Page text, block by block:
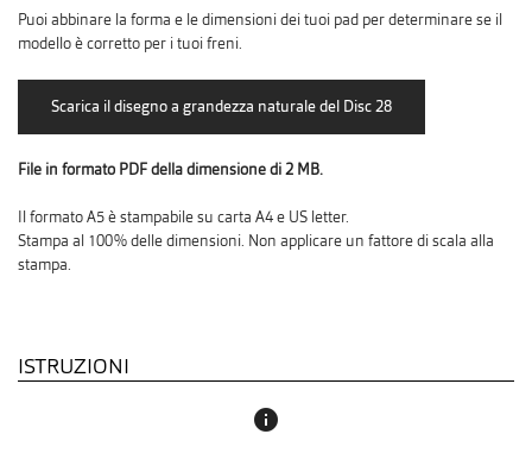
Puoi abbinare la forma e le dimensioni dei tuoi pad per determinare se il
modello è corretto per i tuoi freni.
File in formato PDF della dimensione di 2 MB.
Il formato A5 è stampabile su carta A4 e US letter.
Stampa al 100% delle dimensioni. Non applicare un fattore di scala alla
stampa.
ISTRUZIONI
info